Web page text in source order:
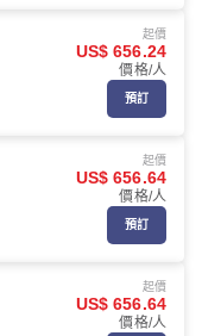
起價
US$ 656.24
價格/人
預訂
起價
US$ 656.64
價格/人
預訂
起價
US$ 656.64
價格/人